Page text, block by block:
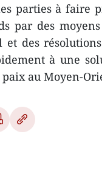
parties à faire
par des
et des
à une
paix au Moyen-